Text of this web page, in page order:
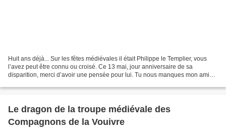
Huit ans déjà... Sur les fêtes médiévales il était Philippe le Templier, vous
l’avez peut être connu ou croisé. Ce 13 mai, jour anniversaire de sa
disparition, merci d’avoir une pensée pour lui. Tu nous manques mon ami…
Le dragon de la troupe médiévale des
Compagnons de la Vouivre